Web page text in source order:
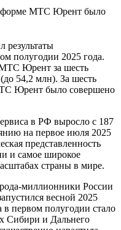
МТС Юрент было
полугодии 2025 года.
МТС Юрент за шесть
54,2 млн). За шесть
Юрент было совершено
в РФ выросло с 187
на первое июля 2025
представленность
и самое широкое
страны в мире.
миллионники России
весной 2025
первом полугодии стало
Сибири и Дальнего